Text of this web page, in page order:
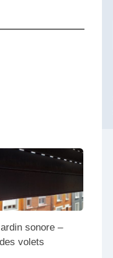
ou
sonore –
volets